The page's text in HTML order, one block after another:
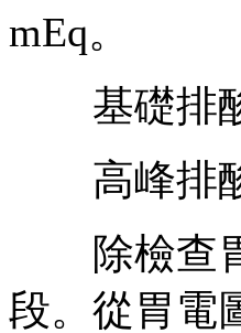
mEq。
基礎排酸
高峰排酸
除檢查胃
段。從胃電